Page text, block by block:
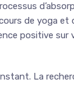
de yoga
positive sur
La